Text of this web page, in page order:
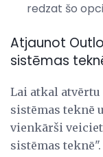
redzat šo
Atjaunot
sistēmas
Lai atkal
sistēmas teknē
vienkārši
sistēmas teknē".